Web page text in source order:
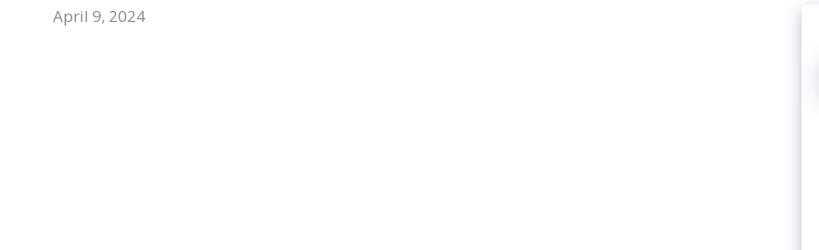
April 9, 2024